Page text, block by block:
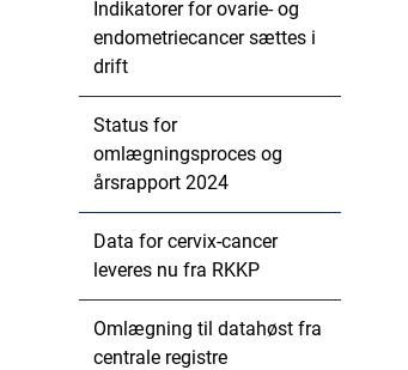
Indikatorer for ovarie- og
endometriecancer sættes i
drift
Status for
omlægningsproces og
årsrapport 2024
Data for cervix-cancer
leveres nu fra RKKP
Omlægning til datahøst fra
centrale registre